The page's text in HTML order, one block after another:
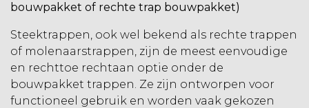
bouwpakket of rechte trap bouwpakket)
Steektrappen, ook wel bekend als rechte trappen
of molenaarstrappen, zijn de meest eenvoudige
en rechttoe rechtaan optie onder de
bouwpakket trappen. Ze zijn ontworpen voor
functioneel gebruik en worden vaak gekozen